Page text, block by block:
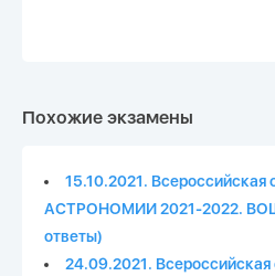
Похожие экзамены
15.10.2021. Всероссийская
АСТРОНОМИИ 2021-2022.
ответы)
24.09.2021.